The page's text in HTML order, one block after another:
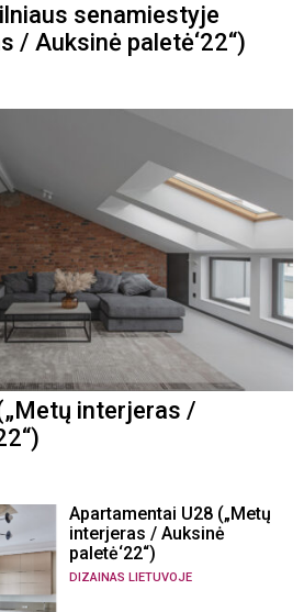
senamiestyje
/ Auksinė paletė‘22“)
interjeras /
Apartamentai U28 („Metų
interjeras / Auksinė
paletė‘22“)
DIZAINAS LIETUVOJE